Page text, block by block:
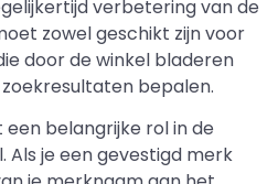
verbetering van de
zowel geschikt zijn voor
door de winkel bladeren
bepalen.
belangrijke rol in de
je een gevestigd merk